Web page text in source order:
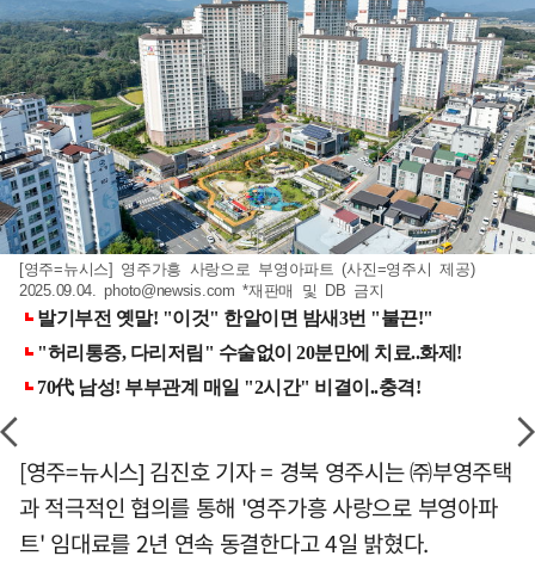
[영주=뉴시스] 영주가흥 사랑으로 부영아파트 (사진=영주시 제공)
2025.09.04.photo@newsis.com *재판매 및 DB 금지
[영주=뉴시스] 김진호 기자 = 경북 영주시는 ㈜부영주택
과 적극적인 협의를 통해 '영주가흥 사랑으로 부영아파
트' 임대료를 2년 연속 동결한다고 4일 밝혔다.